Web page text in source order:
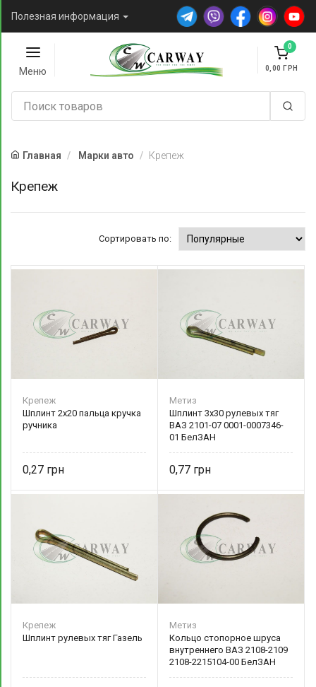
Полезная информация
Меню
0
0,00
Главная Марки авто Крепеж
Крепеж
Сортировать по:
Крепеж
Шплинт 2х20 пальца кручка
ручника
0,27
Метиз
Шплинт 3х30 рулевых тяг
ВАЗ 2101-07 0001-0007346-
01 БелЗАН
0,77
Крепеж
Шплинт рулевых тяг Газель
Метиз
Кольцо стопорное шруса
внутреннего ВАЗ 2108-2109
2108-2215104-00 БелЗАН